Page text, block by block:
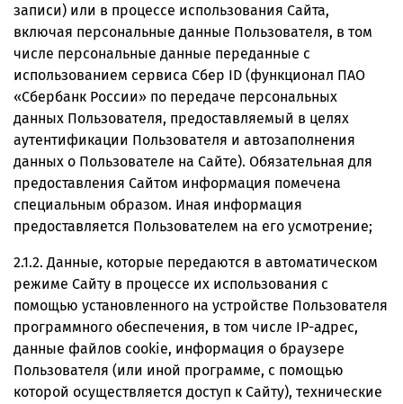
записи) или в процессе использования Сайта,
включая персональные данные Пользователя, в том
числе персональные данные переданные с
использованием сервиса Сбер ID (функционал ПАО
«Сбербанк России» по передаче персональных
данных Пользователя, предоставляемый в целях
аутентификации Пользователя и автозаполнения
данных о Пользователе на Сайте). Обязательная для
предоставления Сайтом информация помечена
специальным образом. Иная информация
предоставляется Пользователем на его усмотрение;
2.1.2. Данные, которые передаются в автоматическом
режиме Сайту в процессе их использования с
помощью установленного на устройстве Пользователя
программного обеспечения, в том числе IP-адрес,
данные файлов cookie, информация о браузере
Пользователя (или иной программе, с помощью
которой осуществляется доступ к Сайту), технические